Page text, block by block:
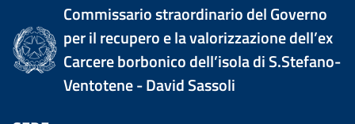
Commissario straordinario del Governo
per il recupero e la valorizzazione dell’ex
Carcere borbonico dell’isola di S.Stefano-
Ventotene - David Sassoli